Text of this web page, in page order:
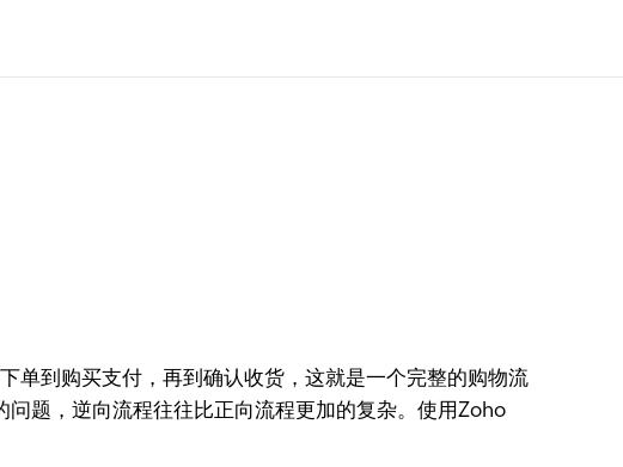
到购买支付，再到确认收货，这就是一个完整的购物流
题，逆向流程往往比正向流程更加的复杂。使用Zoho